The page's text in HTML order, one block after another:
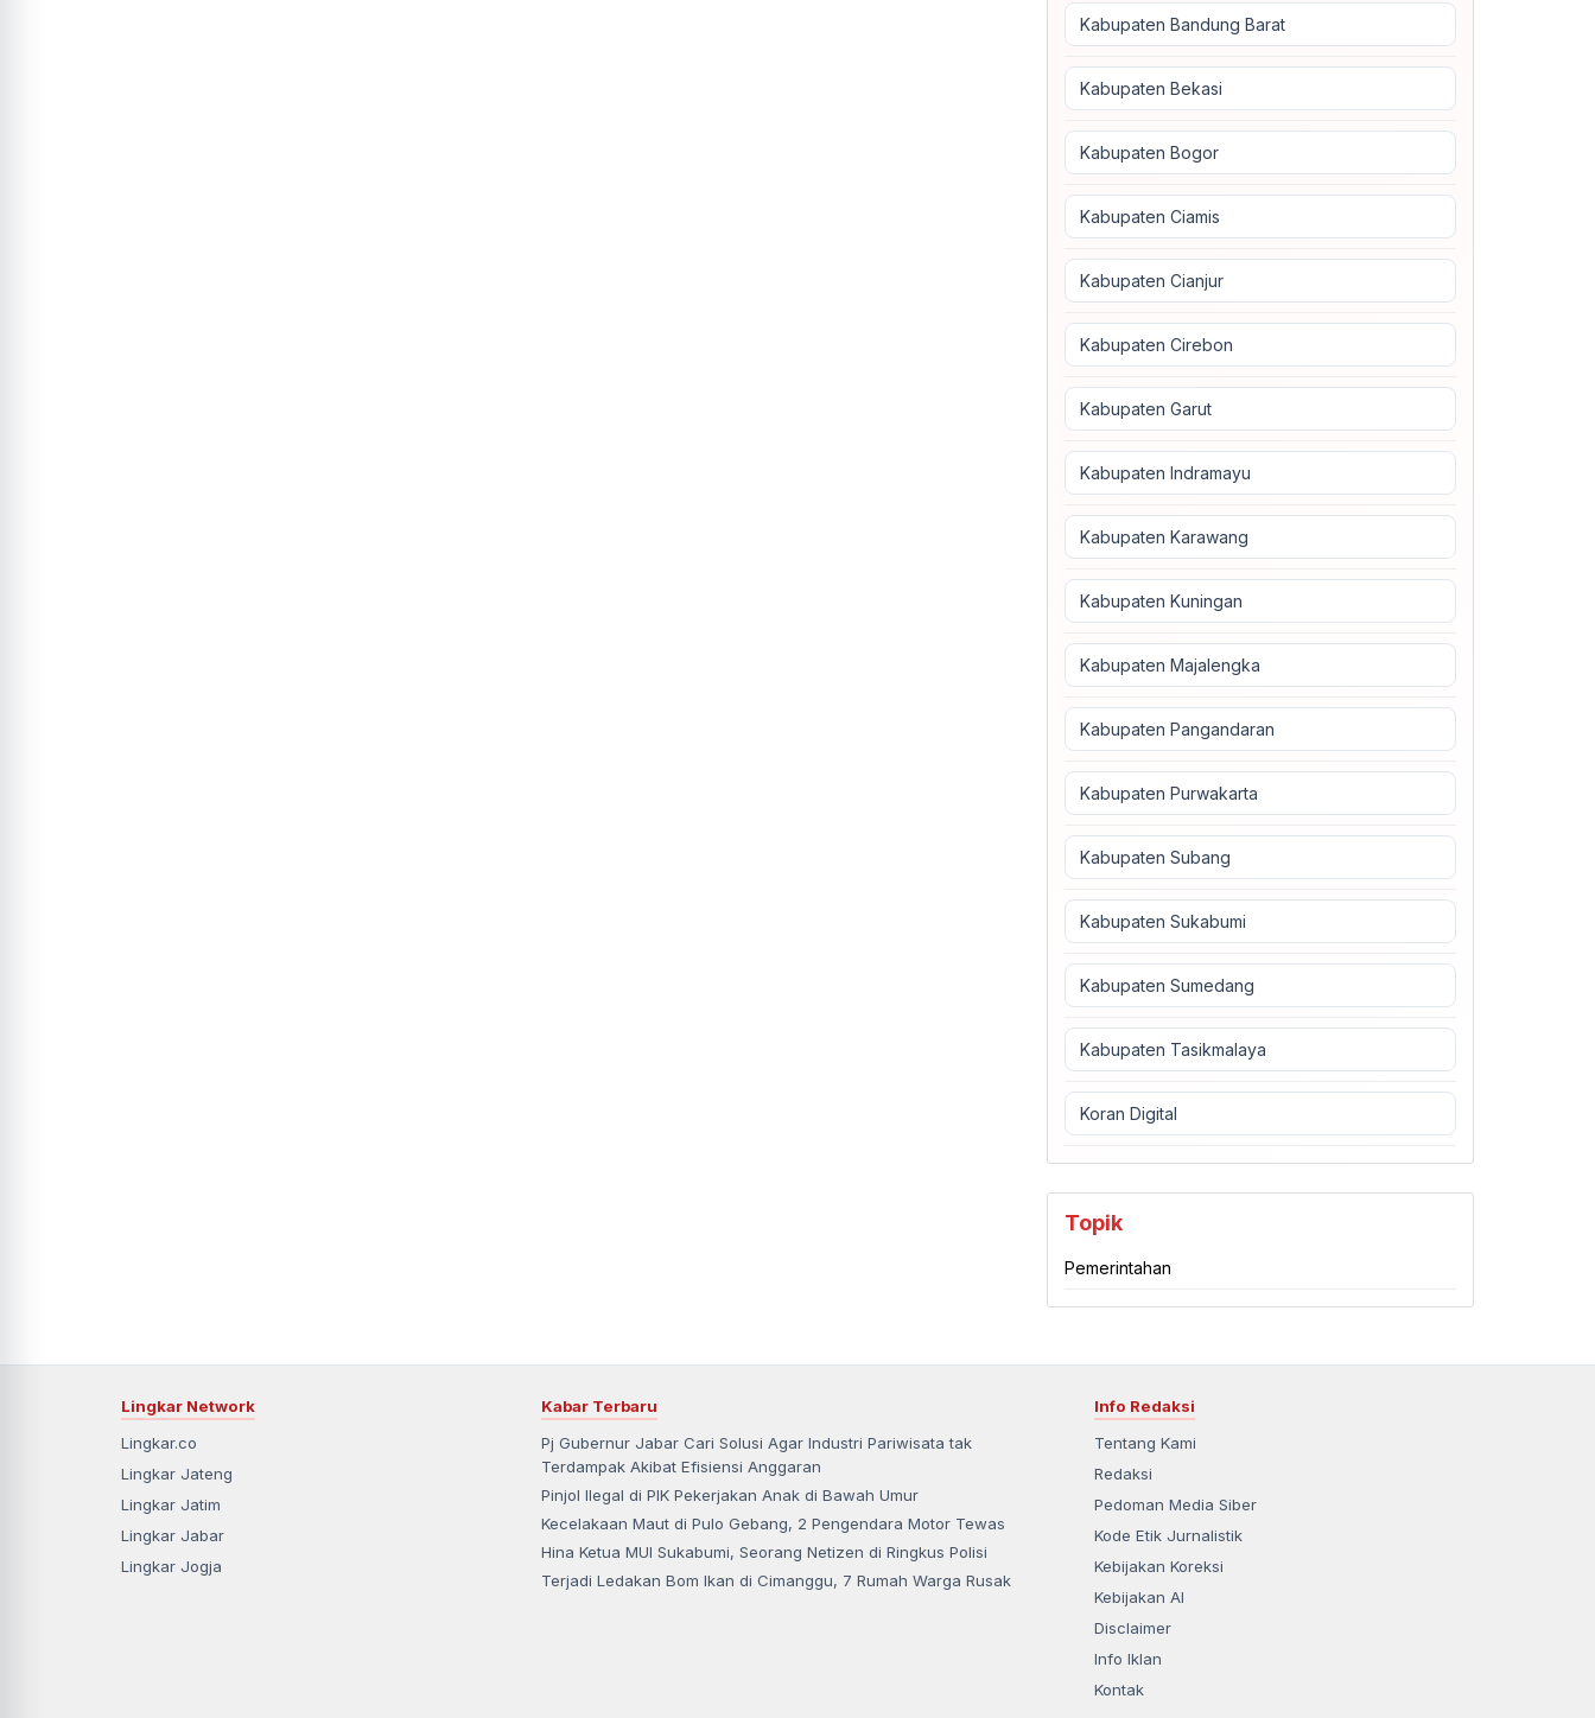
Kabupaten Bandung Barat
Kabupaten Bekasi
Kabupaten Bogor
Kabupaten Ciamis
Kabupaten Cianjur
Kabupaten Cirebon
Kabupaten Garut
Kabupaten Indramayu
Kabupaten Karawang
Kabupaten Kuningan
Kabupaten Majalengka
Kabupaten Pangandaran
Kabupaten Purwakarta
Kabupaten Subang
Kabupaten Sukabumi
Kabupaten Sumedang
Kabupaten Tasikmalaya
Koran Digital
Topik
Pemerintahan
Lingkar Network
Lingkar.co
Lingkar Jateng
Lingkar Jatim
Lingkar Jabar
Lingkar Jogja
Kabar Terbaru
Pj Gubernur Jabar Cari Solusi Agar Industri Pariwisata tak
Terdampak Akibat Efisiensi Anggaran
Pinjol Ilegal di PIK Pekerjakan Anak di Bawah Umur
Kecelakaan Maut di Pulo Gebang, 2 Pengendara Motor Tewas
Hina Ketua MUI Sukabumi, Seorang Netizen di Ringkus Polisi
Terjadi Ledakan Bom Ikan di Cimanggu, 7 Rumah Warga Rusak
Info Redaksi
Tentang Kami
Redaksi
Pedoman Media Siber
Kode Etik Jurnalistik
Kebijakan Koreksi
Kebijakan AI
Disclaimer
Info Iklan
Kontak